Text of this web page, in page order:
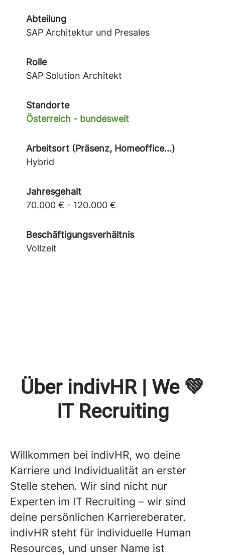
Abteilung
SAP Architektur und Presales
Rolle
SAP Solution Architekt
Standorte
Österreich - bundesweit
Arbeitsort (Präsenz, Homeoffice...)
Hybrid
Jahresgehalt
70.000 € - 120.000 €
Beschäftigungsverhältnis
Vollzeit
Über indivHR | We 💚
IT Recruiting
Willkommen bei indivHR, wo deine
Karriere und Individualität an erster
Stelle stehen. Wir sind nicht nur
Experten im IT Recruiting – wir sind
deine persönlichen Karriereberater.
indivHR steht für individuelle Human
Resources, und unser Name ist